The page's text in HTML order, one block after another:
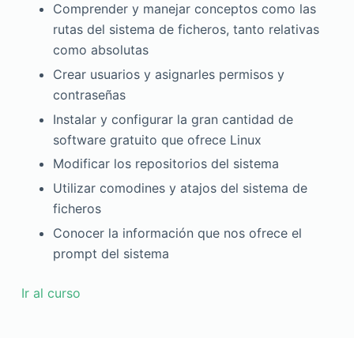
Comprender y manejar conceptos como las
rutas del sistema de ficheros, tanto relativas
como absolutas
Crear usuarios y asignarles permisos y
contraseñas
Instalar y configurar la gran cantidad de
software gratuito que ofrece Linux
Modificar los repositorios del sistema
Utilizar comodines y atajos del sistema de
ficheros
Conocer la información que nos ofrece el
prompt del sistema
Ir al curso